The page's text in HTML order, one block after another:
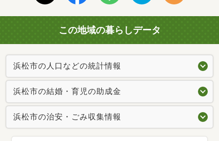
この地域の暮らしデータ
浜松市の人口などの統計情報
浜松市の結婚・育児の助成金
浜松市の治安・ごみ収集情報